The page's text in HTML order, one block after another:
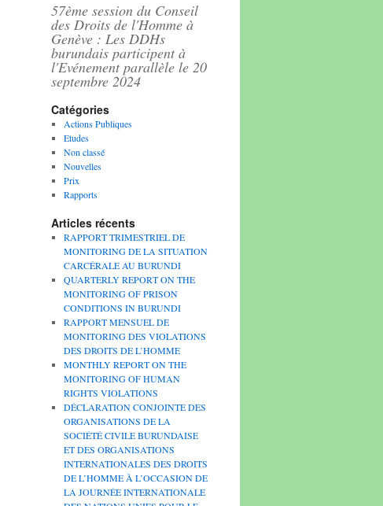
57ème session du Conseil
des Droits de l'Homme à
Genève : Les DDHs
burundais participent à
l'Evénement parallèle le 20
septembre 2024
Catégories
Actions Publiques
Etudes
Non classé
Nouvelles
Prix
Rapports
Articles récents
RAPPORT TRIMESTRIEL DE
MONITORING DE LA SITUATION
CARCÉRALE AU BURUNDI
QUARTERLY REPORT ON THE
MONITORING OF PRISON
CONDITIONS IN BURUNDI
RAPPORT MENSUEL DE
MONITORING DES VIOLATIONS
DES DROITS DE L’HOMME
MONTHLY REPORT ON THE
MONITORING OF HUMAN
RIGHTS VIOLATIONS
DÉCLARATION CONJOINTE DES
ORGANISATIONS DE LA
SOCIÉTÉ CIVILE BURUNDAISE
ET DES ORGANISATIONS
INTERNATIONALES DES DROITS
DE L’HOMME À L’OCCASION DE
LA JOURNÉE INTERNATIONALE